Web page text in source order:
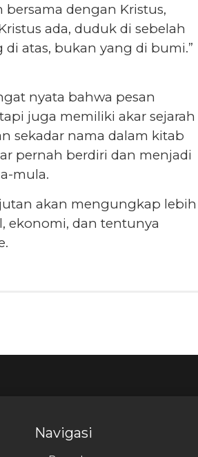
dengan Kristus,
ada, duduk di sebelah
atas, bukan yang di bumi.”
nyata bahwa pesan
juga memiliki akar sejarah
sekadar nama dalam kitab
pernah berdiri dan menjadi
mula.
akan mengungkap lebih
ekonomi, dan tentunya
Navigasi